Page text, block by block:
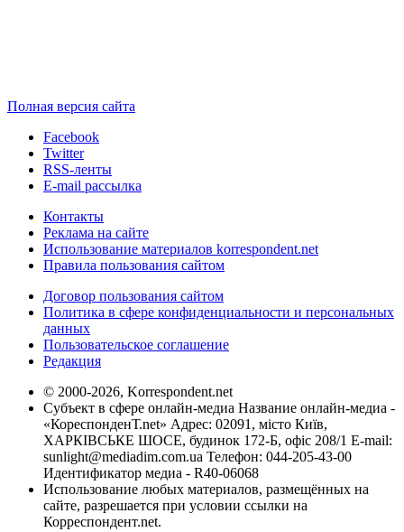
Полная версия сайта
Facebook
Twitter
RSS-ленты
E-mail рассылка
Контакты
Реклама на сайте
Использование материалов korrespondent.net
Правила пользования сайтом
Договор пользования сайтом
Политика в сфере конфиденциальности и персональных
данных
Пользовательское соглашение
Редакция
© 2000-2026, Korrespondent.net
Субъект в сфере онлайн-медиа Название онлайн-медиа -
«КореспонденТ.net» Адрес: 02091, місто Київ,
ХАРКІВСЬКЕ ШОСЕ, будинок 172-Б, офіс 208/1 E-mail:
sunlight@mediadim.com.ua Телефон: 044-205-43-00
Идентификатор медиа - R40-06068
Использование любых материалов, размещённых на
сайте, разрешается при условии ссылки на
Корреспондент.net.